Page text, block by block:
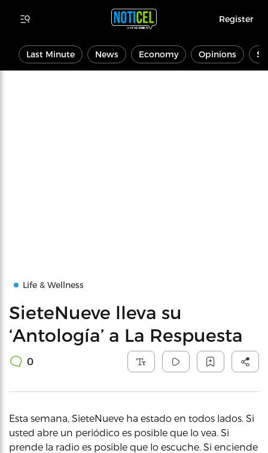
Register
Last Minute News Economy Opinions
Life & Wellness
SieteNueve lleva su
‘Antología’ a La Respuesta
0
Esta semana, SieteNueve ha estado en todos lados. Si
usted abre un periódico es posible que lo vea. Si
prende la radio es posible que lo escuche. Si enciende